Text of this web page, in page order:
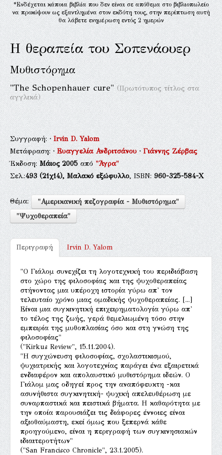
*Ενδέχεται κάποια βιβλία που δεν είναι σε απόθεμα στο βιβλιοπωλείο
να προκύψουν ως εξαντλημένα στον εκδότη τους, στην περίπτωση αυτή
θα λάβετε ενημέρωση εντός 2 ημερών
Η θεραπεία του Σοπενάουερ
Μυθιστόρημα
"The Schopenhauer cure"(Πρωτότυπος τίτλος στα
αγγλικά)
Συγγραφή:·Irvin D. Yalom
Μετάφραση:·Ευαγγελία Ανδριτσάνου·Γιάννης Ζέρβας
Έκδοση:Μάιος 2005από"Άγρα"
Σελ.:493(21χ14), Μαλακό εξώφυλλο, ISBN:960-325-584-Χ
Θέμα:
"Αμερικανική πεζογραφία - Μυθιστόρημα"
"Ψυχοθεραπεία"
Περιγραφή Irvin D. Yalom
"Ο Γιάλομ συνεχίζει τη λογοτεχνική του περιδιάβαση
στο χώρο της φιλοσοφίας και της ψυχοθεραπείας
στήνοντας μια υπέροχη ιστορία γύρω απ' τον
τελευταίο χρόνο μιας ομαδικής ψυχοθεραπείας. [...]
Είναι μια συγκινητική επιχειρηματολογία γύρω απ'
το τέλος της ζωής, γερά θεμελιωμένη τόσο στην
εμπειρία της μυθοπλασίας όσο και στη γνώση της
φιλοσοφίας"
("Kirkus Review", 15.11.2004).
"Η συγχώνευση φιλοσοφίας, σχολαστικισμού,
ψυχιατρικής και λογοτεχνίας παράγει ένα εξαιρετικά
ενδιαφέρον και απολαυστικό μυθιστόρημα ιδεών. Ο
Γιάλομ μας οδηγεί προς την αναπόφευκτη -και
ασυνήθιστα συγκινητική- ψυχική απελευθέρωση με
συναρπαστικά και πειστικά βήματα. Η καθαρότητα με
την οποία παρουσιάζει τις διάφορες έννοιες είναι
αξιοθαύμαστη, εκεί όμως που ξεπερνά κάθε
προηγούμενο, είναι η περιγραφή των συγκινησιακών
ιδιαιτεροτήτων"
("San Francisco Chronicle", 23.1.2005).